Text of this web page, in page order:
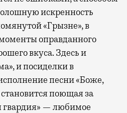
искренность
«Грызне», в
оправданного
вкуса. Здесь и
и посиделки в
песни «Боже,
поющая за
гвардия» — любимое